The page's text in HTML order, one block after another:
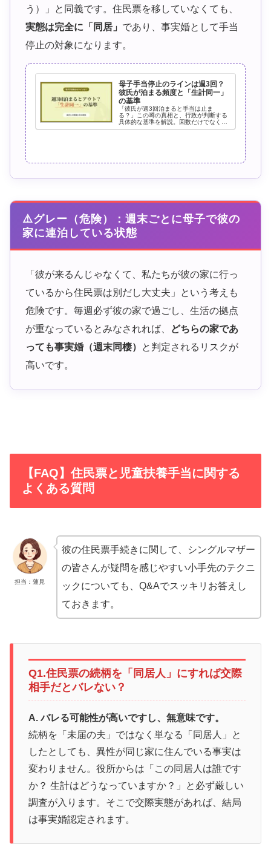
う）」と同義です。住民票を移していなくても、
実態は完全に「同居」 であり、事実婚として手当
停止の対象になります。
母子手当停止のラインは週3回？
彼氏が泊まる頻度と「生計同一」
の基準
「彼氏が週3回泊まると手当は止ま
る？」この噂の真相と、行政が判断する
具体的な基準を解説。回数だけでなく、
歯ブラシや着替えの有無など「生活の実
⚠️グレー（危険）：週末ごとに母子で彼の
家に連泊している状態
「彼が来るんじゃなくて、私たちが彼の家に行っ
ているから住民票は別だし大丈夫」という考えも
危険です。毎週必ず彼の家で過ごし、生活の拠点
が重なっているとみなされれば、
どちらの家であ
っても事実婚（週末同棲）
と判定されるリスクが
高いです。
【FAQ】住民票と児童扶養手当に関する
よくある質問
担当：蓮見
彼の住民票手続きに関して、シングルマザー
の皆さんが疑問を感じやすい小手先のテクニ
ックについても、Q&Aでスッキリお答えし
ておきます。
Q1.住民票の続柄を「同居人」にすれば交際
相手だとバレない？
A. バレる可能性が高いですし、無意味です。
続柄を「未届の夫」ではなく単なる「同居人」と
したとしても、異性が同じ家に住んでいる事実は
変わりません。役所からは「この同居人は誰です
か？ 生計はどうなっていますか？」と必ず厳しい
調査が入ります。そこで交際実態があれば、結局
は事実婚認定されます。